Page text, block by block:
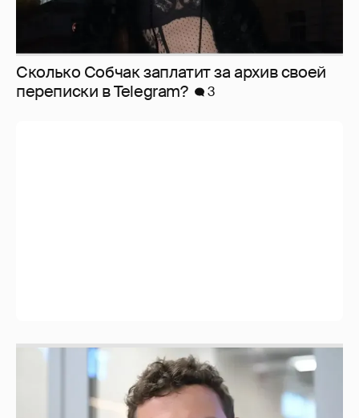
Сколько Собчак заплатит за архив своей
перeписки в Telegram?
3